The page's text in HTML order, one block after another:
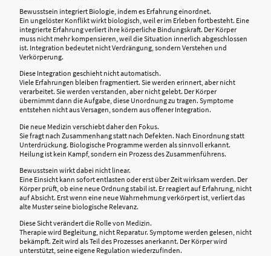
Bewusstsein integriert Biologie, indem es Erfahrung einordnet.
Ein ungelöster Konflikt wirkt biologisch, weil er im Erleben fortbesteht. Eine
integrierte Erfahrung verliert ihre körperliche Bindungskraft. Der Körper
muss nicht mehr kompensieren, weil die Situation innerlich abgeschlossen
ist. Integration bedeutet nicht Verdrängung, sondern Verstehen und
Verkörperung.
Diese Integration geschieht nicht automatisch.
Viele Erfahrungen bleiben fragmentiert. Sie werden erinnert, aber nicht
verarbeitet. Sie werden verstanden, aber nicht gelebt. Der Körper
übernimmt dann die Aufgabe, diese Unordnung zu tragen. Symptome
entstehen nicht aus Versagen, sondern aus offener Integration.
Die neue Medizin verschiebt daher den Fokus.
Sie fragt nach Zusammenhang statt nach Defekten. Nach Einordnung statt
Unterdrückung. Biologische Programme werden als sinnvoll erkannt.
Heilung ist kein Kampf, sondern ein Prozess des Zusammenführens.
Bewusstsein wirkt dabei nicht linear.
Eine Einsicht kann sofort entlasten oder erst über Zeit wirksam werden. Der
Körper prüft, ob eine neue Ordnung stabil ist. Er reagiert auf Erfahrung, nicht
auf Absicht. Erst wenn eine neue Wahrnehmung verkörpert ist, verliert das
alte Muster seine biologische Relevanz.
Diese Sicht verändert die Rolle von Medizin.
Therapie wird Begleitung, nicht Reparatur. Symptome werden gelesen, nicht
bekämpft. Zeit wird als Teil des Prozesses anerkannt. Der Körper wird
unterstützt, seine eigene Regulation wiederzufinden.